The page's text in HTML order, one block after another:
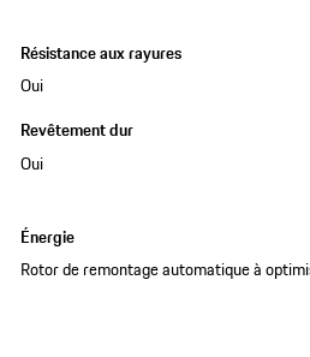
Résistance aux rayures
Oui
Revêtement dur
Oui
Énergie
Rotor de remontage automatique à